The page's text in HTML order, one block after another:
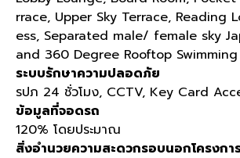
rrace, Upper Sky Terrace, Reading
ess, Separated male/ female sky
and 360 Degree Rooftop Swimming
ระบบรักษาความปลอดภัย
รปภ 24 ชั่วโมง, CCTV, Key Card
ข้อมูลที่จอดรถ
120% โดยประมาณ
สิ่งอำนวยความสะดวกรอบนอกโครงกา